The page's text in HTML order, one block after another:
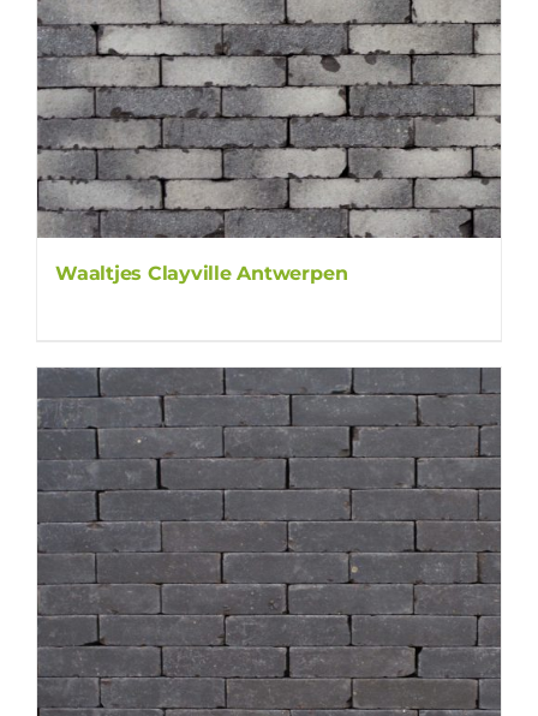
Waaltjes Clayville Antwerpen